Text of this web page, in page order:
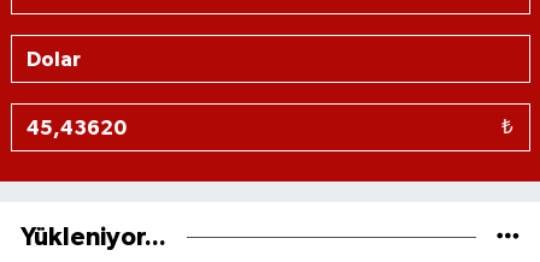
₺
Yükleniyor...